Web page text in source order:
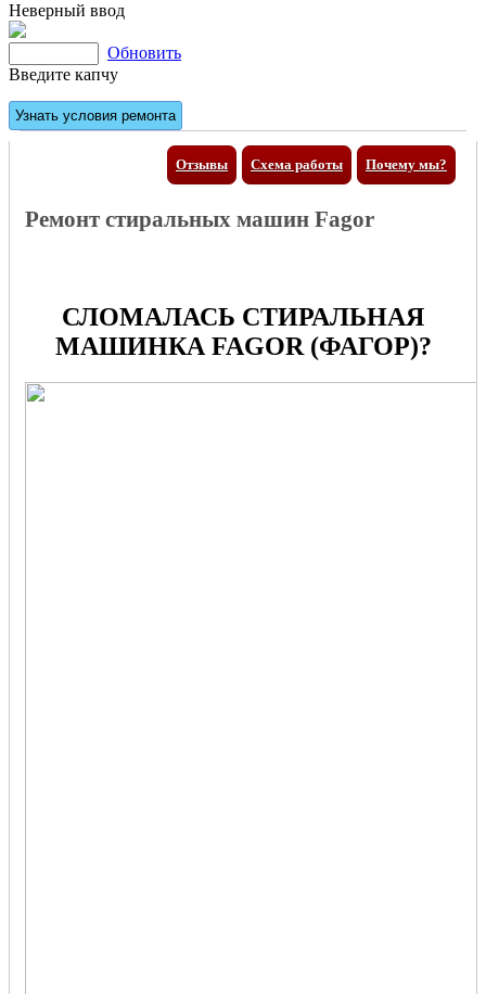
Неверный ввод
Обновить
Введите капчу
Отзывы Почему мы?
Схема работы
Ремонт стиральных машин Fagor
СЛОМАЛАСЬ СТИРАЛЬНАЯ
МАШИНКА FAGOR (ФАГОР)?